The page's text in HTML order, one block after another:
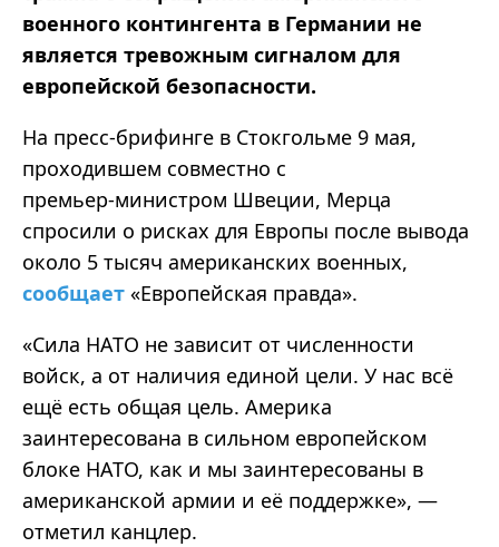
военного контингента в Германии не
является тревожным сигналом для
европейской безопасности.
На пресс‑брифинге в Стокгольме 9 мая,
проходившем совместно с
премьер‑министром Швеции, Мерца
спросили о рисках для Европы после вывода
около 5 тысяч американских военных,
сообщает «Европейская правда».
«Сила НАТО не зависит от численности
войск, а от наличия единой цели. У нас всё
ещё есть общая цель. Америка
заинтересована в сильном европейском
блоке НАТО, как и мы заинтересованы в
американской армии и её поддержке», —
отметил канцлер.